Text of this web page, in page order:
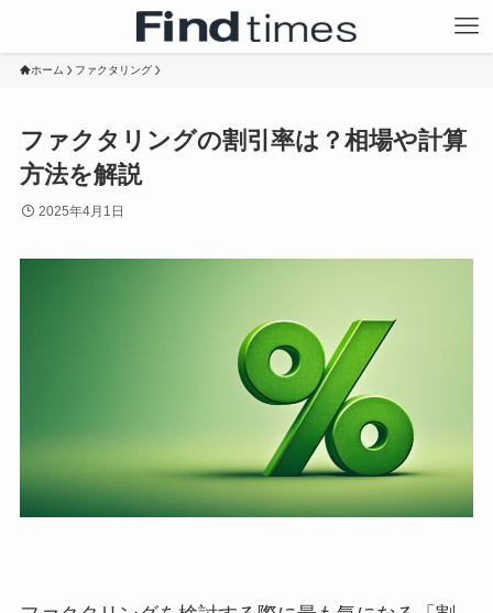
ホーム ファクタリング
ファクタリングの割引率は？相場や計算
方法を解説
2025年4月1日